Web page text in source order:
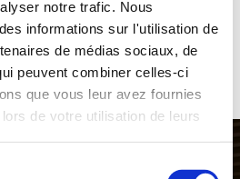
notre trafic. Nous
informations sur l'utilisation de
de médias sociaux, de
peuvent combiner celles-ci
que vous leur avez fournies
de votre utilisation de leurs
carte